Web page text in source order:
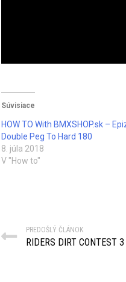
Súvisiace
HOW TO With BMXSHOP.sk –
Double Peg To Hard 180
8. júla 2018
V "How to"
PREDOŠLÝ ČLÁNOK
RIDERS DIRT CONTEST